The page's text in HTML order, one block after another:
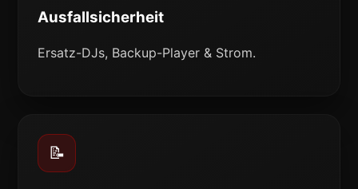
Ausfallsicherheit
Ersatz-DJs, Backup-Player & Strom.
📝